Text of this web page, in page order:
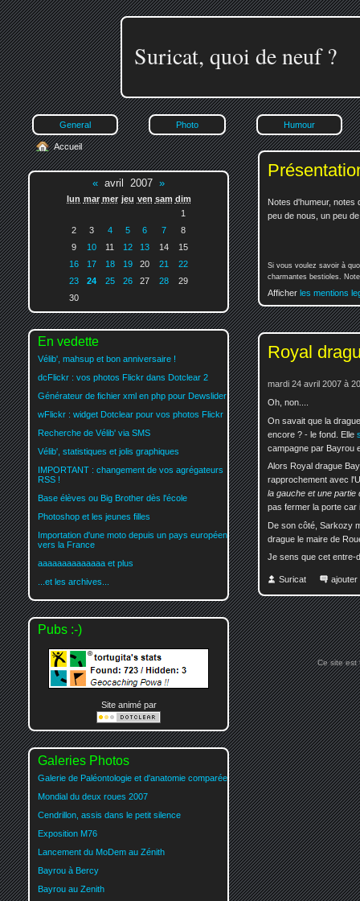
Suricat, quoi de neuf ?
General Photo Humour
Notes d'humeur, notes
peu de nous, un peu
Si vous voulez savoir à
charmantes bestioles.
Afficher les mentions
Royal
mardi 24 avril 2007 à
Oh, non....
On savait que la
encore ? - le fond. Elle
campagne par Bayrou
Alors Royal drague
rapprochement avec
la gauche et une partie
pas fermer la porte car
De son côté, Sarkozy
drague le maire de
Je sens que cet entre-
Suricat ajouter
Accueil
« avril 2007 »
lun mar mer jeu ven sam dim
1
2
3 4 5 6 7
8
9
10 11 12 13 14
15
16
17 18 19 20 21
22
23
24 25 26 27 28
29
30
En vedette
Vélib', mahsup et bon anniversaire !
dcFlickr : vos photos Flickr dans Dotclear 2
Générateur de fichier xml en php pour Dewslider
wFlickr : widget Dotclear pour vos photos Flickr
Recherche de Vélib' via SMS
Vélib', statistiques et jolis graphiques
IMPORTANT : changement de vos agrégateurs
RSS !
Base élèves ou Big Brother dès l'école
Photoshop et les jeunes filles
Importation d'une moto depuis un pays européen
vers la France
aaaaaaaaaaaaaa et plus
...et les archives...
Pubs :-)
Site animé par
Galeries Photos
Galerie de Paléontologie et d'anatomie comparée
Mondial du deux roues 2007
Cendrillon, assis dans le petit silence
Exposition M76
Lancement du MoDem au Zénith
Bayrou à Bercy
Bayrou au Zenith
Ce site est